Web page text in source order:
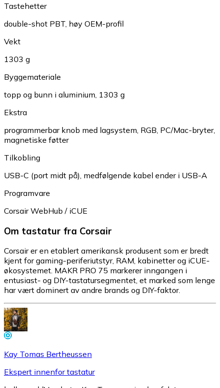
Tastehetter
double-shot PBT, høy OEM-profil
Vekt
1303 g
Byggemateriale
topp og bunn i aluminium, 1303 g
Ekstra
programmerbar knob med lagsystem, RGB, PC/Mac-bryter,
magnetiske føtter
Tilkobling
USB-C (port midt på), medfølgende kabel ender i USB-A
Programvare
Corsair WebHub / iCUE
Om tastatur fra Corsair
Corsair er en etablert amerikansk produsent som er bredt
kjent for gaming-periferiutstyr, RAM, kabinetter og iCUE-
økosystemet. MAKR PRO 75 markerer inngangen i
entusiast- og DIY-tastatursegmentet, et marked som lenge
har vært dominert av andre brands og DIY-faktor.
Kay Tomas Bertheussen
Ekspert innenfor tastatur